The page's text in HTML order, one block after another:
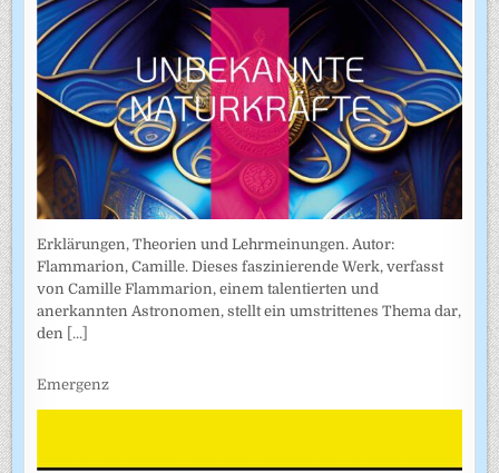
Erklärungen, Theorien und Lehrmeinungen. Autor:
Flammarion, Camille. Dieses faszinierende Werk, verfasst
von Camille Flammarion, einem talentierten und
anerkannten Astronomen, stellt ein umstrittenes Thema dar,
den [...]
Emergenz